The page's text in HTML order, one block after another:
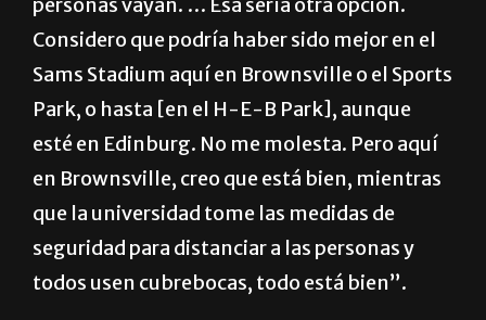
Considero que podría haber sido mejor en el
Sams Stadium aquí en Brownsville o el Sports
Park, o hasta [en el H-E-B Park], aunque
esté en Edinburg. No me molesta. Pero aquí
en Brownsville, creo que está bien, mientras
que la universidad tome las medidas de
seguridad para distanciar a las personas y
todos usen cubrebocas, todo está bien”.